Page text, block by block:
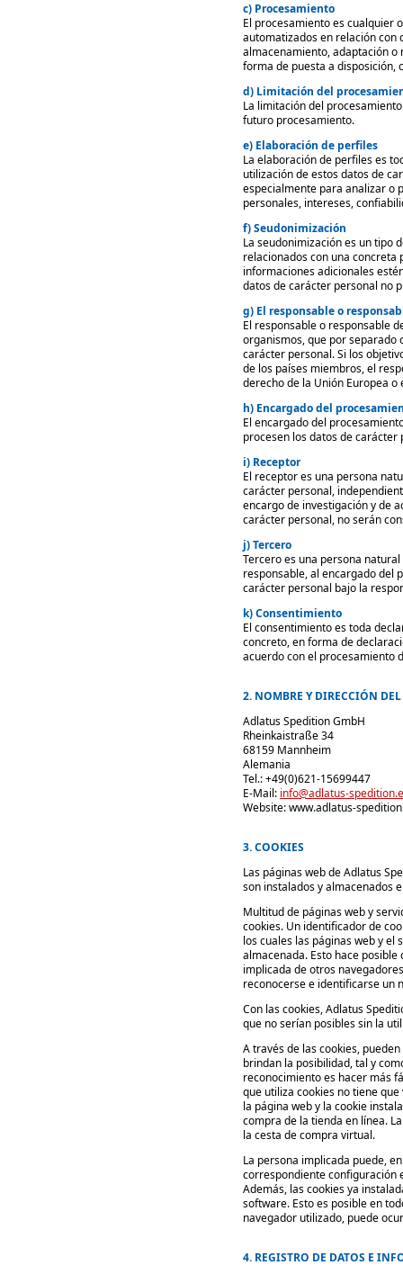
c) Procesamiento
El procesamiento es cualquier
automatizados en relación con
almacenamiento, adaptación o
forma de puesta a disposición,
d) Limitación del
La limitación del
futuro procesamiento.
e) Elaboración de perfiles
La elaboración de perfiles es
utilización de estos datos de
especialmente para analizar o
personales, intereses,
f) Seudonimización
La seudonimización es un tipo
relacionados con una
informaciones adicionales
datos de carácter personal no
g) El responsable o
El responsable o responsable
organismos, que por separado
carácter personal. Si los
de los países miembros, el
derecho de la Unión Europea
h) Encargado del
El encargado del
procesen los datos de
i) Receptor
El receptor es una persona
carácter personal,
encargo de investigación y de
carácter personal, no serán
j) Tercero
Tercero es una persona
responsable, al encargado del
carácter personal bajo la
k) Consentimiento
El consentimiento es toda
concreto, en forma de
acuerdo con el procesamiento
2. NOMBRE Y DIRECCIÓN
Adlatus Spedition GmbH
Rheinkaistraße 34
68159 Mannheim
Alemania
Tel.: +49(0)621-15699447
E-Mail: info@adlatus-
Website: www.adlatus-
3. COOKIES
Las páginas web de Adlatus
son instalados y almacenados
Multitud de páginas web y
cookies. Un identificador de
los cuales las páginas web y
almacenada. Esto hace
implicada de otros
reconocerse e identificarse un
Con las cookies, Adlatus
que no serían posibles sin la
A través de las cookies,
brindan la posibilidad, tal y
reconocimiento es hacer más
que utiliza cookies no tiene
la página web y la cookie
compra de la tienda en línea.
la cesta de compra virtual.
La persona implicada puede,
correspondiente configuración
Además, las cookies ya
software. Esto es posible en
navegador utilizado, puede
4. REGISTRO DE DATOS E